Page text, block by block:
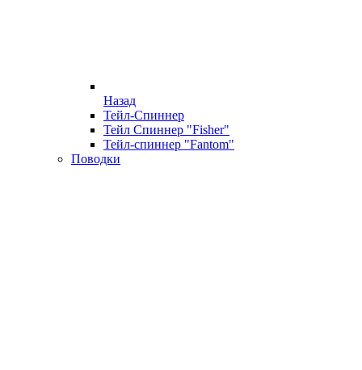
Назад
Тейл-Спиннер
Тейл Спиннер "Fisher"
Тейл-спиннер "Fantom"
Поводки